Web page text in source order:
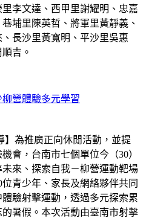
李文達、西甲里謝耀明、忠嘉
埔里陳英哲、將軍里黃靜義、
長沙里黃寬明、平沙里吳惠
吉。
營體驗多元學習
】為推廣正向休閒活動，並提
會，台南市七個單位今（30）
來、探索自我－柳營運動靶場
青少年、家長及網絡夥伴共同
驗射擊運動，透過多元探索累
暑假。本次活動由臺南市射擊